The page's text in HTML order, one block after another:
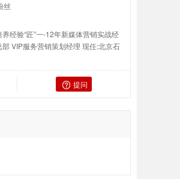
丝
养经验“匠”一-12年新媒体营销实战经
VIP服务营销策划经理 现任:北京石
 提问